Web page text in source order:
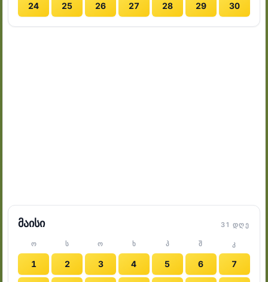
24 25 26 27 28 29 30
მაისი 31 ᲓᲦᲔ
Ო Ს Ო Ხ Პ Შ Კ
1 2 3 4 5 6 7